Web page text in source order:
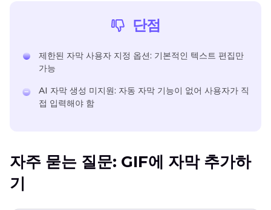
단점
제한된 자막 사용자 지정 옵션: 기본적인 텍스트 편집만
가능
AI 자막 생성 미지원: 자동 자막 기능이 없어 사용자가 직
접 입력해야 함
자주 묻는 질문: GIF에 자막 추가하
기